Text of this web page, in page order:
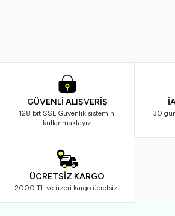
GÜVENLİ ALIŞVERİŞ
128 bit SSL Güvenlik sistemini
kullanmaktayız
30
ÜCRETSİZ KARGO
2000 TL ve üzeri kargo ücretsiz.